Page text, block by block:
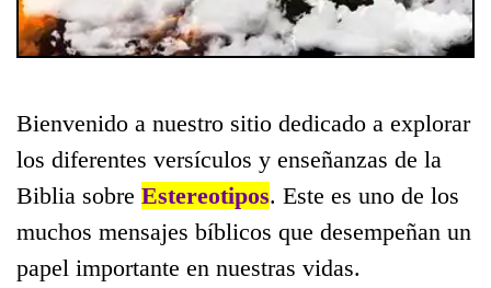
Bienvenido a nuestro sitio dedicado a explorar
los diferentes versículos y enseñanzas de la
Biblia sobre Estereotipos. Este es uno de los
muchos mensajes bíblicos que desempeñan un
papel importante en nuestras vidas.